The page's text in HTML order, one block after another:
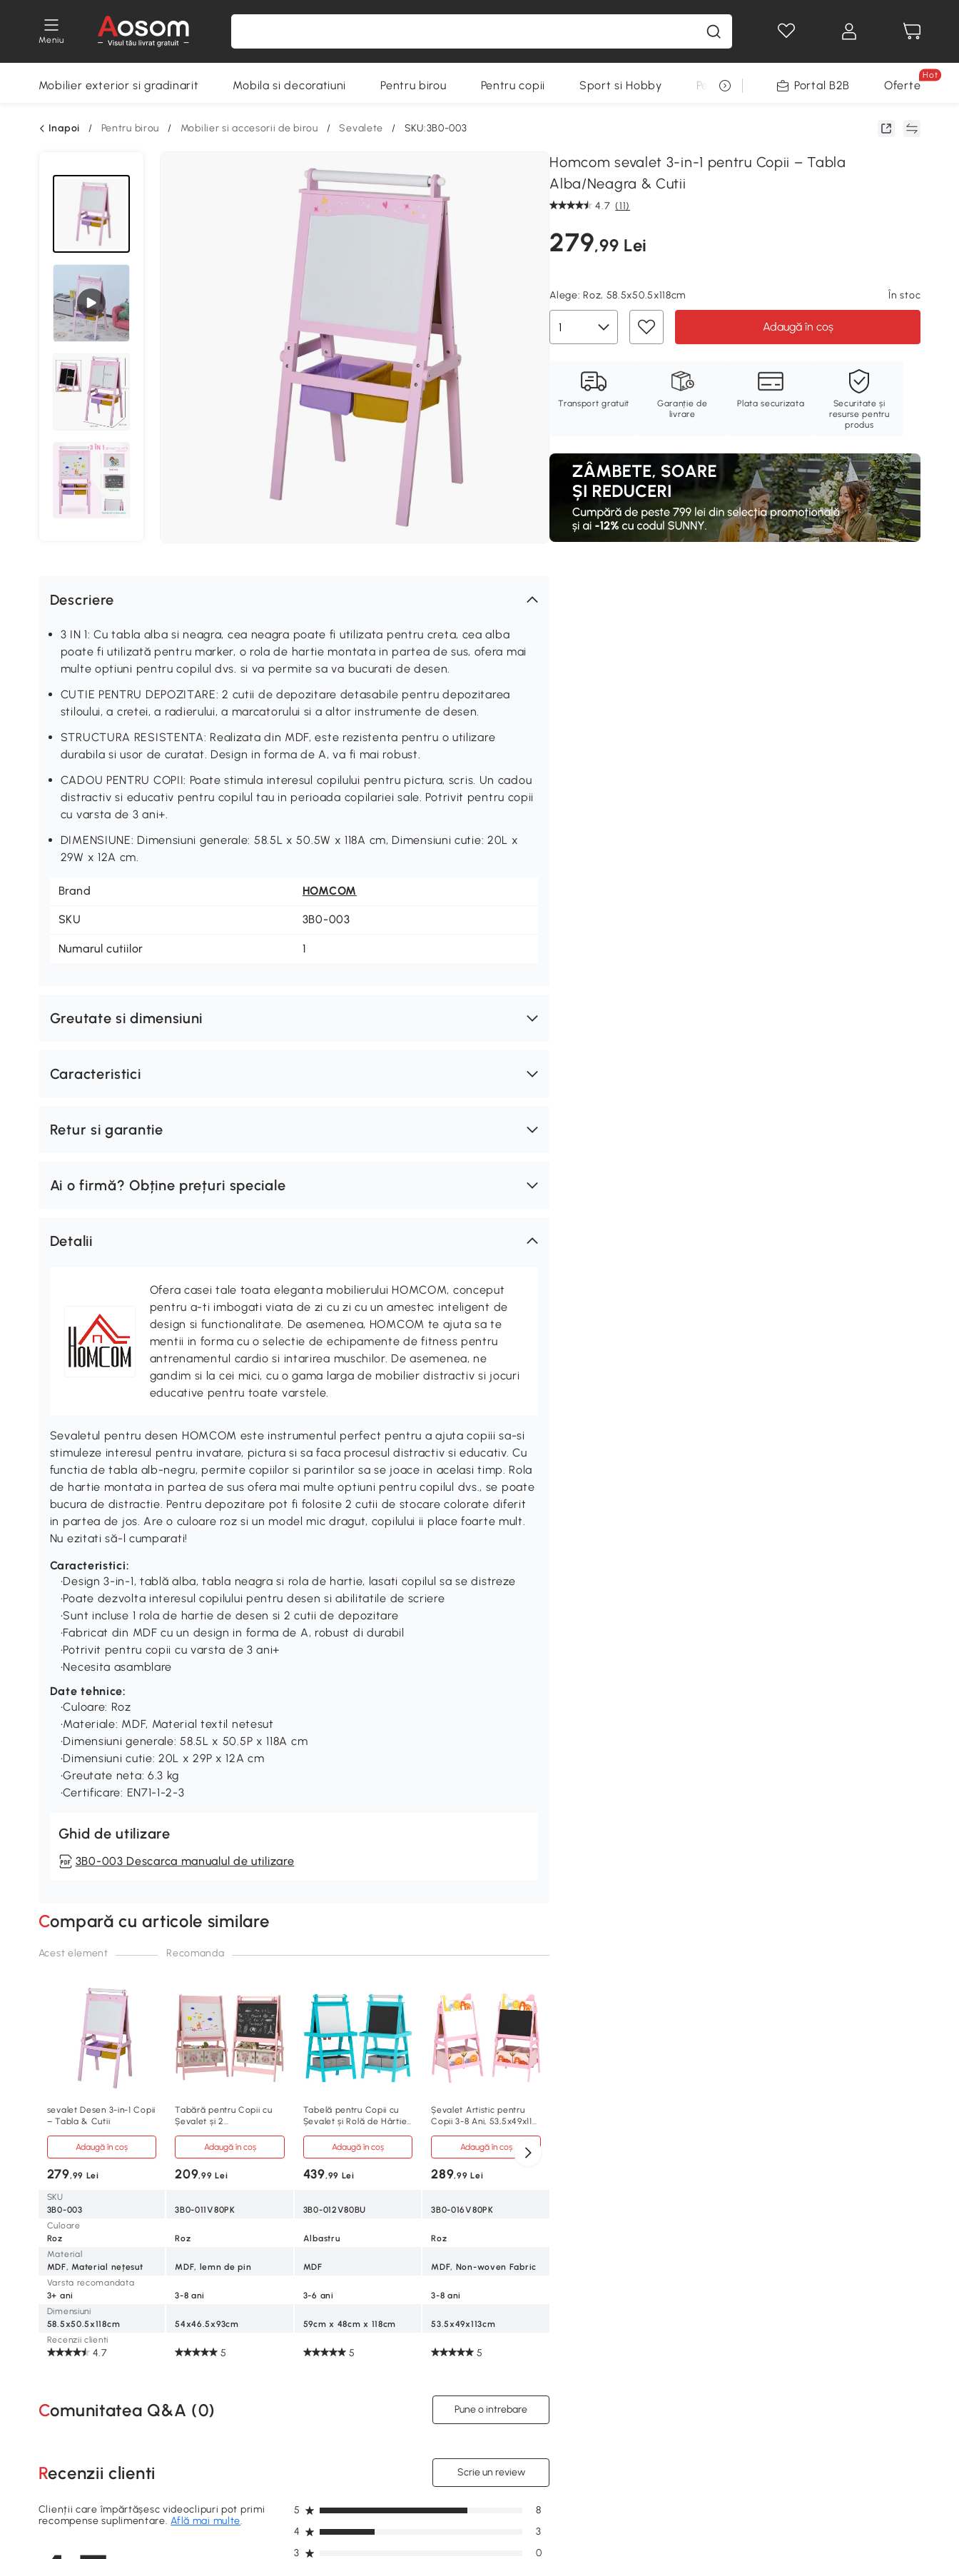
Meniu
Mobilier exterior si gradinarit Mobila si decoratiuni Pentru birou Pentru copii Sport si Hobby Pentru animale Decoratiuni Sarbatori
Portal B2B Oferte
Hot
Inapoi / Pentru birou / Mobilier si accesorii de birou / Sevalete / SKU:3B0-003
Homcom sevalet 3-in-1 pentru Copii – Tabla
Alba/Neagra & Cutii
4.7 (11)
279,99 Lei
Alege:Roz, 58.5x50.5x118cm În stoc
Adaugă în coș
Transport gratuit
Garanție de
livrare
Plata securizata
Securitate și
resurse pentru
produs
Descriere
3 IN 1: Cu tabla alba si neagra, cea neagra poate fi utilizata pentru creta, cea alba
poate fi utilizată pentru marker, o rola de hartie montata in partea de sus, ofera mai
multe optiuni pentru copilul dvs. si va permite sa va bucurati de desen.
CUTIE PENTRU DEPOZITARE: 2 cutii de depozitare detasabile pentru depozitarea
stiloului, a cretei, a radierului, a marcatorului si a altor instrumente de desen.
STRUCTURA RESISTENTA: Realizata din MDF, este rezistenta pentru o utilizare
durabila si usor de curatat. Design in forma de A, va fi mai robust.
CADOU PENTRU COPII: Poate stimula interesul copilului pentru pictura, scris. Un cadou
distractiv si educativ pentru copilul tau in perioada copilariei sale. Potrivit pentru copii
cu varsta de 3 ani+.
DIMENSIUNE: Dimensiuni generale: 58.5L x 50.5W x 118A cm, Dimensiuni cutie: 20L x
29W x 12A cm.
Brand HOMCOM
SKU 3B0-003
Numarul cutiilor 1
Greutate si dimensiuni
Caracteristici
Retur si garantie
Ai o firmă? Obține prețuri speciale
Detalii
Ofera casei tale toata eleganta mobilierului HOMCOM, conceput
pentru a-ti imbogati viata de zi cu zi cu un amestec inteligent de
design si functionalitate. De asemenea, HOMCOM te ajuta sa te
mentii in forma cu o selectie de echipamente de fitness pentru
antrenamentul cardio si intarirea muschilor. De asemenea, ne
gandim si la cei mici, cu o gama larga de mobilier distractiv si jocuri
educative pentru toate varstele.
Sevaletul pentru desen HOMCOM este instrumentul perfect pentru a ajuta copiii sa-si
stimuleze interesul pentru invatare, pictura si sa faca procesul distractiv si educativ. Cu
functia de tabla alb-negru, permite copiilor si parintilor sa se joace in acelasi timp. Rola
de hartie montata in partea de sus ofera mai multe optiuni pentru copilul dvs., se poate
bucura de distractie. Pentru depozitare pot fi folosite 2 cutii de stocare colorate diferit
in partea de jos. Are o culoare roz si un model mic dragut, copilului ii place foarte mult.
Nu ezitati să-l cumparati!
Caracteristici:
•Design 3-in-1, tablă alba, tabla neagra si rola de hartie, lasati copilul sa se distreze
•Poate dezvolta interesul copilului pentru desen si abilitatile de scriere
•Sunt incluse 1 rola de hartie de desen si 2 cutii de depozitare
•Fabricat din MDF cu un design in forma de A, robust di durabil
•Potrivit pentru copii cu varsta de 3 ani+
•Necesita asamblare
Date tehnice:
•Culoare: Roz
•Materiale: MDF, Material textil netesut
•Dimensiuni generale: 58.5L x 50.5P x 118A cm
•Dimensiuni cutie: 20L x 29P x 12A cm
•Greutate neta: 6.3 kg
•Certificare: EN71-1-2-3
Ghid de utilizare
3B0-003 Descarca manualul de utilizare
Compară cu articole similare
SKU
Culoare
Material
Varsta recomandata
Dimensiuni
Recenzii clienti
Acest element
sevalet Desen 3-in-1 Copii
– Tabla & Cutii
Adaugă în coș
279,99 Lei
3B0-003
Roz
MDF, Material nețesut
3+ ani
58.5x50.5x118cm
4.7
Recomanda
Tabără pentru Copii cu
Șevalet și 2
Adaugă în coș
209,99 Lei
3B0-011V80PK
Roz
MDF, lemn de pin
3-8 ani
54x46.5x93cm
5
Tabelă pentru Copii cu
Șevalet și Rolă de Hârtie
Adaugă în coș
439,99 Lei
3B0-012V80BU
Albastru
MDF
3-6 ani
59cm x 48cm x 118cm
5
Șevalet Artistic pentru
Copii 3-8 Ani, 53,5x49x113
Adaugă în coș
289,99 Lei
3B0-016V80PK
Roz
MDF, Non-woven Fabric
3-8 ani
53.5x49x113cm
5
Comunitatea Q&A (0) Pune o intrebare
Recenzii clienti Scrie un review
Clienții care împărtășesc videoclipuri pot primi
recompense suplimentare.Află mai multe.
3 0
4 3
5 8